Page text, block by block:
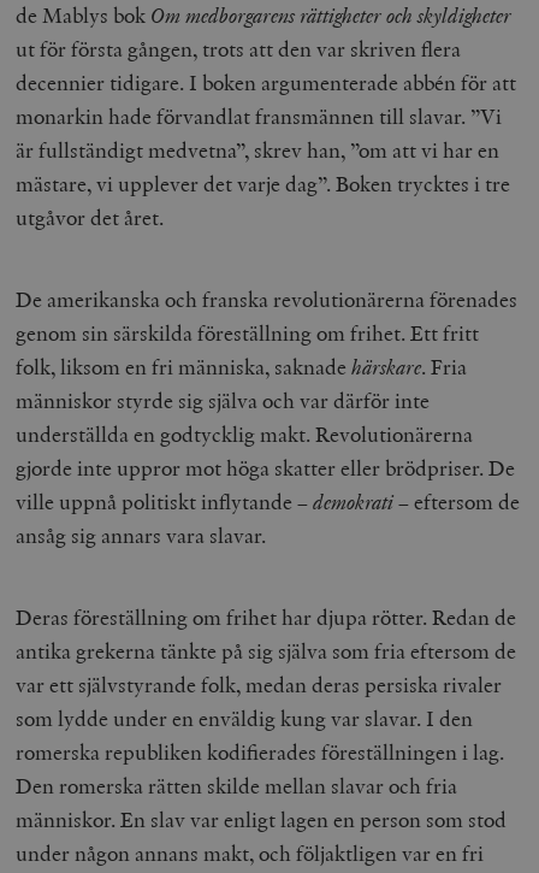
de Mablys bok Om medborgarens rättigheter och skyldigheter
ut för första gången, trots att den var skriven flera
decennier tidigare. I boken argumenterade abbén för att
monarkin hade förvandlat fransmännen till slavar. ”Vi
är fullständigt medvetna”, skrev han, ”om att vi har en
mästare, vi upplever det varje dag”. Boken trycktes i tre
utgåvor det året.
De amerikanska och franska revolutionärerna förenades
genom sin särskilda föreställning om frihet. Ett fritt
folk, liksom en fri människa, saknadehärskare. Fria
människor styrde sig själva och var därför inte
underställda en godtycklig makt. Revolutionärerna
gjorde inte uppror mot höga skatter eller brödpriser. De
ville uppnå politiskt inflytande –demokrati– eftersom de
ansåg sig annars vara slavar.
Deras föreställning om frihet har djupa rötter. Redan de
antika grekerna tänkte på sig själva som fria eftersom de
var ett självstyrande folk, medan deras persiska rivaler
som lydde under en enväldig kung var slavar. I den
romerska republiken kodifierades föreställningen i lag.
Den romerska rätten skilde mellan slavar och fria
människor. En slav var enligt lagen en person som stod
under någon annans makt, och följaktligen var en fri